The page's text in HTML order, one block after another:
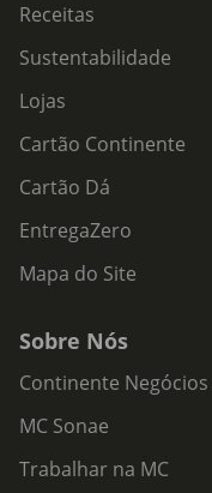
Receitas
Sustentabilidade
Lojas
Cartão Continente
Cartão Dá
EntregaZero
Mapa do Site
Sobre Nós
Continente Negócios
MC Sonae
Trabalhar na MC